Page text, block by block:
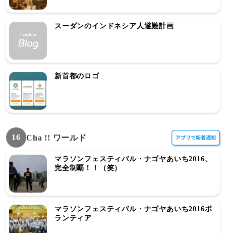
スーダンのインドネシア人避難計画
新首都のロゴ
16 Cha !! ワールド
マラソンフェスティバル・ナゴヤあいち2016、
完全制覇！！（笑）
マラソンフェスティバル・ナゴヤあいち2016ボ
ランティア